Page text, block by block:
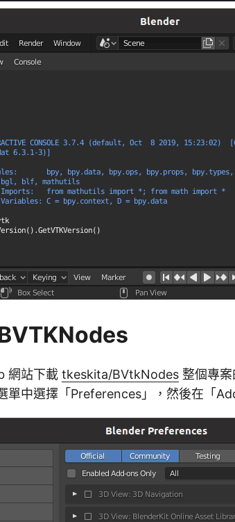
網站下載 tkeskita/BVtkNodes 整個專
單中選擇「Preferences」，然後在「